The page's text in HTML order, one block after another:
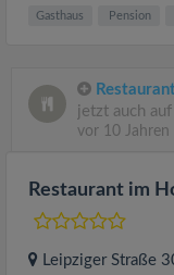
Gasthaus Pension
jetzt auch
vor 10 Jahren
Restaurant im
Leipziger Straße